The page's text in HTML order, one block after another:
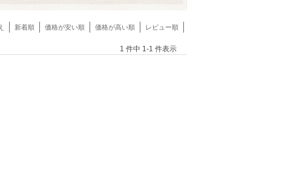
新着順 価格が安い順 価格が高い順 レビュー順
1 件中 1-1 件表示